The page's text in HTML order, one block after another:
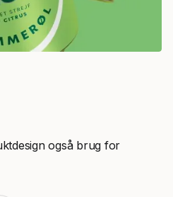
også brug for